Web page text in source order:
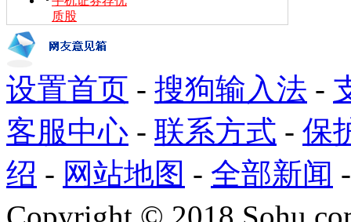
质股
设置首页 - 搜狗输入法 -
客服中心 - 联系方式 - 保
绍 - 网站地图 - 全部新闻